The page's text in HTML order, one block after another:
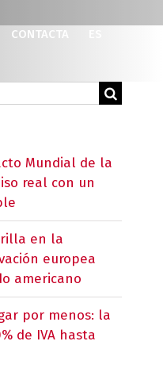
CONTACTA
Mundial de la
real con un
en la
europea
americano
por menos: la
de IVA hasta